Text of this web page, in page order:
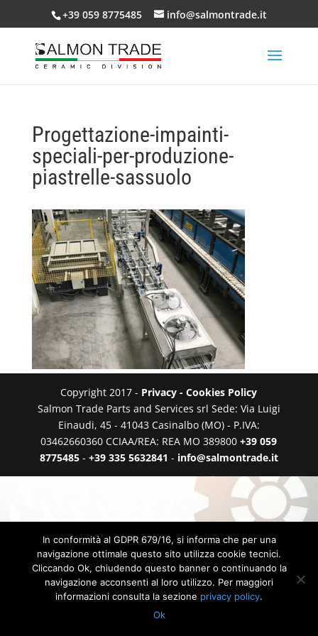
+39 059 8775485 info@salmontrade.it
Progettazione-impainti-
speciali-per-produzione-
piastrelle-sassuolo
Copyright 2017 - Privacy - Cookies Policy
Salmon Trade Parts and Services srl Sede: Via Luigi
Einaudi, 45 - 41043 Casinalbo (MO) - P.IVA:
03462660360 CCIAA/REA: REA MO 389800+39 059
8775485 - +39 335 5632841 - info@salmontrade.it
In conformità al GDPR 679/16, si informa che per una
navigazione ottimale questo sito utilizza cookie tecnici.
Cliccando Ok, chiudendo questo banner o continuando la
navigazione acconsenti al loro utilizzo. Per maggiori
informazioni consulta la sezione privacy policy.
Ok